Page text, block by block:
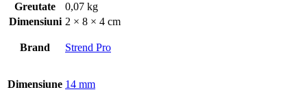
Greutate
0,07 kg
Dimensiuni 2 × 8 × 4 cm
Brand Strend Pro
Dimensiune 14 mm